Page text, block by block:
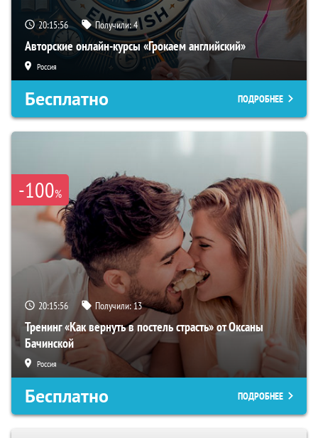
20:15:56 Получили:4
Авторские онлайн-курсы «Грокаем английский»
Россия
Бесплатно ПОДРОБНЕЕ
-100%
20:15:56 Получили:13
Тренинг «Как вернуть в постель страсть» от Оксаны
Бачинской
Россия
Бесплатно ПОДРОБНЕЕ